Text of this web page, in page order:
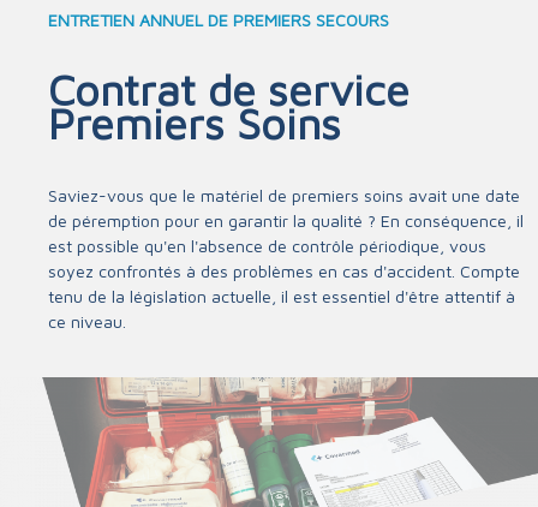
ENTRETIEN ANNUEL DE PREMIERS SECOURS
Contrat de service
Premiers Soins
Saviez-vous que le matériel de premiers soins avait une date
de péremption pour en garantir la qualité ? En conséquence, il
est possible qu'en l'absence de contrôle périodique, vous
soyez confrontés à des problèmes en cas d'accident. Compte
tenu de la législation actuelle, il est essentiel d'être attentif à
ce niveau.